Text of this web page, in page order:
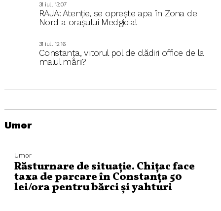
31 iul.. 13:07
RAJA: Atenție, se oprește apa în Zona de
Nord a orașului Medgidia!
31 iul.. 12:16
Constanța, viitorul pol de clădiri office de la
malul mării?
Umor
Umor
Răsturnare de situație. Chițac face
taxa de parcare în Constanța 50
lei/ora pentru bărci și yahturi